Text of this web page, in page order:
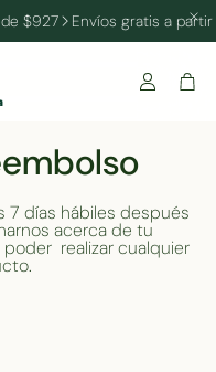
$927 Envíos gratis a
Cuenta
7 días hábiles después
acerca de tu
poder realizar cualquier